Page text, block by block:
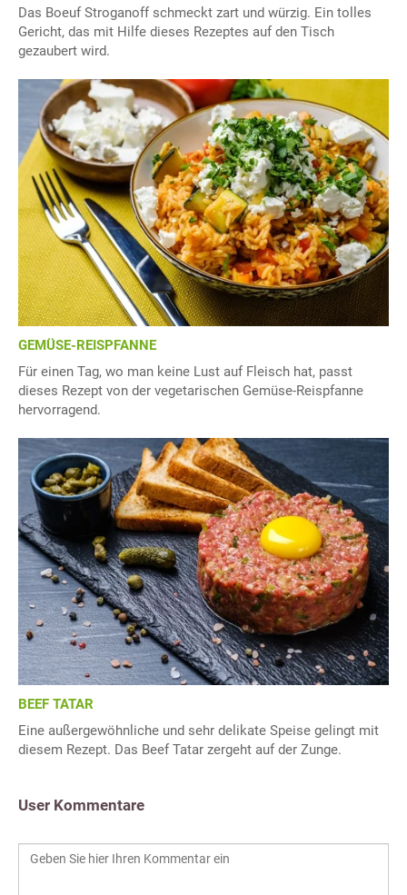
Das Boeuf Stroganoff schmeckt zart und würzig. Ein tolles
Gericht, das mit Hilfe dieses Rezeptes auf den Tisch
gezaubert wird.
GEMÜSE-REISPFANNE
Für einen Tag, wo man keine Lust auf Fleisch hat, passt
dieses Rezept von der vegetarischen Gemüse-Reispfanne
hervorragend.
BEEF TATAR
Eine außergewöhnliche und sehr delikate Speise gelingt mit
diesem Rezept. Das Beef Tatar zergeht auf der Zunge.
User Kommentare